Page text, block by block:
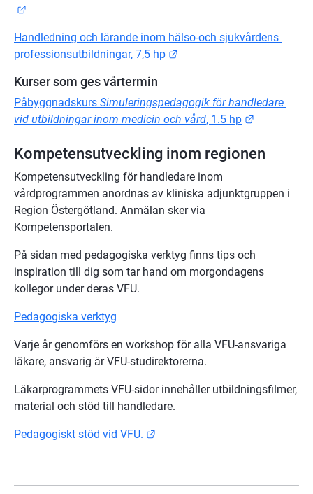
Handledning och lärande inom hälso-och sjukvårdens
professionsutbildningar, 7,5 hp
Kurser som ges vårtermin
Påbyggnadskurs Simuleringspedagogik för handledare
vid utbildningar inom medicin och vård, 1.5 hp
Kompetensutveckling inom regionen
Kompetensutveckling för handledare inom
vårdprogrammen anordnas av kliniska adjunktgruppen i
Region Östergötland. Anmälan sker via
Kompetensportalen.
På sidan med pedagogiska verktyg finns tips och
inspiration till dig som tar hand om morgondagens
kollegor under deras VFU.
Pedagogiska verktyg
Varje år genomförs en workshop för alla VFU-ansvariga
läkare, ansvarig är VFU-studirektorerna.
Läkarprogrammets VFU-sidor innehåller utbildningsfilmer,
material och stöd till handledare.
Pedagogiskt stöd vid VFU.